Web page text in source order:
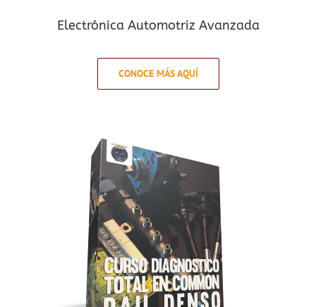
Electrónica Automotriz Avanzada
CONOCE MÁS AQUÍ